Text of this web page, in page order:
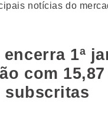
notícias do
encerra 1ª
com
subscritas